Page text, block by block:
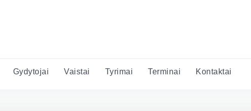
Gydytojai Vaistai Tyrimai Terminai Kontaktai